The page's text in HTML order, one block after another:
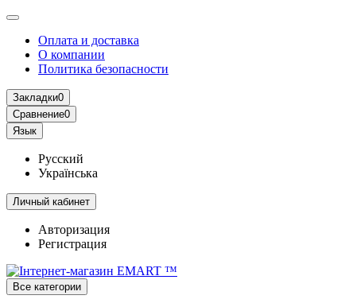
Оплата и доставка
О компании
Политика безопасности
Закладки0
Сравнение0
Язык
Русский
Українська
Личный кабинет
Авторизация
Регистрация
Все категории